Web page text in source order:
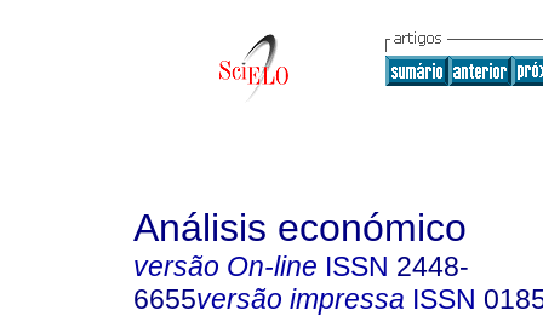
Análisis económico
versão On-line ISSN 2448-
6655versão impressa ISSN